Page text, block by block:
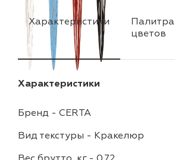
Характеристики
Палитра
цветов
Характеристики
Бренд - CERTA
Вид текстуры - Кракелюр